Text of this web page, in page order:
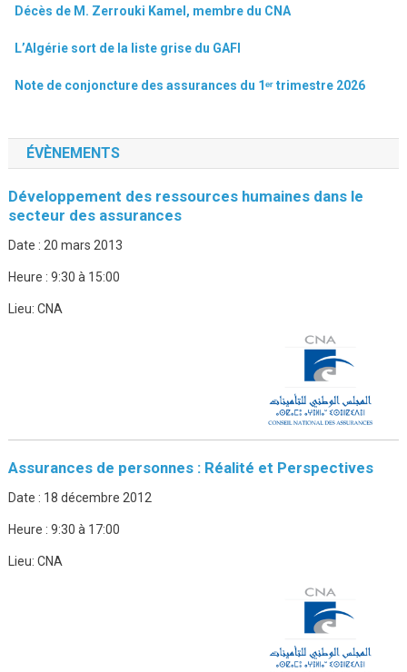
Décès de M. Zerrouki Kamel, membre du CNA
L’Algérie sort de la liste grise du GAFI
Note de conjoncture des assurances du 1ᵉʳ trimestre 2026
ÉVÈNEMENTS
Développement des ressources humaines dans le
secteur des assurances
Date : 20 mars 2013
Heure : 9:30 à 15:00
Lieu: CNA
Assurances de personnes : Réalité et Perspectives
Date : 18 décembre 2012
Heure : 9:30 à 17:00
Lieu: CNA